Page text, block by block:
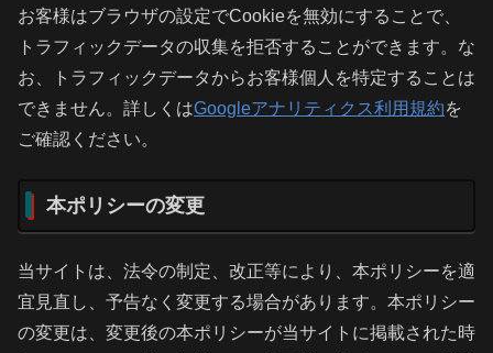
お客様はブラウザの設定でCookieを無効にすることで、
トラフィックデータの収集を拒否することができます。な
お、トラフィックデータからお客様個人を特定することは
できません。詳しくはGoogleアナリティクス利用規約を
ご確認ください。
本ポリシーの変更
当サイトは、法令の制定、改正等により、本ポリシーを適
宜見直し、予告なく変更する場合があります。本ポリシー
の変更は、変更後の本ポリシーが当サイトに掲載された時